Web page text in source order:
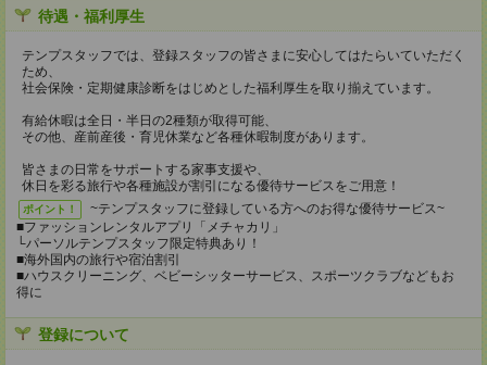
待遇・福利厚生
テンプスタッフでは、登録スタッフの皆さまに安心してはたらいていただく
ため、
社会保険・定期健康診断をはじめとした福利厚生を取り揃えています。
有給休暇は全日・半日の2種類が取得可能、
その他、産前産後・育児休業など各種休暇制度があります。
皆さまの日常をサポートする家事支援や、
休日を彩る旅行や各種施設が割引になる優待サービスをご用意！
ポイント！
~テンプスタッフに登録している方へのお得な優待サービス~
■ファッションレンタルアプリ「メチャカリ」
└パーソルテンプスタッフ限定特典あり！
■海外国内の旅行や宿泊割引
■ハウスクリーニング、ベビーシッターサービス、スポーツクラブなどもお
得に
登録について